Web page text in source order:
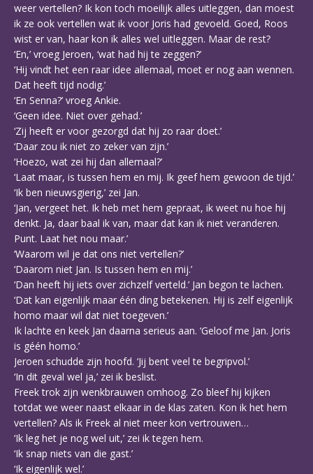
weer vertellen? Ik kon toch moeilijk alles uitleggen, dan moest
ik ze ook vertellen wat ik voor Joris had gevoeld. Goed, Roos
wist er van, haar kon ik alles wel uitleggen. Maar de rest?
‘En,’ vroeg Jeroen, ‘wat had hij te zeggen?’
‘Hij vindt het een raar idee allemaal, moet er nog aan wennen.
Dat heeft tijd nodig.’
‘En Senna?’ vroeg Ankie.
‘Geen idee. Niet over gehad.’
‘Zij heeft er voor gezorgd dat hij zo raar doet.’
‘Daar zou ik niet zo zeker van zijn.’
‘Hoezo, wat zei hij dan allemaal?’
‘Laat maar, is tussen hem en mij. Ik geef hem gewoon de tijd.’
‘Ik ben nieuwsgierig,’ zei Jan.
‘Jan, vergeet het. Ik heb met hem gepraat, ik weet nu hoe hij
denkt. Ja, daar baal ik van, maar dat kan ik niet veranderen.
Punt. Laat het nou maar.’
‘Waarom wil je dat ons niet vertellen?’
‘Daarom niet Jan. Is tussen hem en mij.’
‘Dan heeft hij iets over zichzelf verteld.’ Jan begon te lachen.
‘Dat kan eigenlijk maar één ding betekenen. Hij is zelf eigenlijk
homo maar wil dat niet toegeven.’
Ik lachte en keek Jan daarna serieus aan. ‘Geloof me Jan. Joris
is géén homo.’
Jeroen schudde zijn hoofd. ‘Jij bent veel te begripvol.’
‘In dit geval wel ja,’ zei ik beslist.
Freek trok zijn wenkbrauwen omhoog. Zo bleef hij kijken
totdat we weer naast elkaar in de klas zaten. Kon ik het hem
vertellen? Als ik Freek al niet meer kon vertrouwen…
‘Ik leg het je nog wel uit,’ zei ik tegen hem.
‘Ik snap niets van die gast.’
‘Ik eigenlijk wel.’